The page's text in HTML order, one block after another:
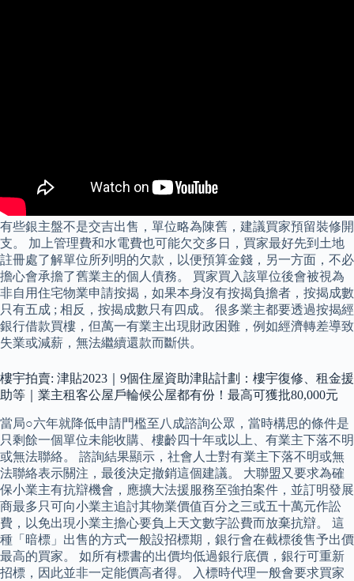
有些銀主盤不是交吉出售，單位略為陳舊，建議買家預留裝修開
支。 加上管理費和水電費也可能欠交多日，買家最好先到土地
註冊處了解單位所列明的欠款，以便預算金錢，另一方面，不必
擔心會承擔了舊業主的個人債務。 買家買入該單位後會被視為
非自用住宅物業申請按揭，如果本身沒有按揭負擔者，按揭成數
只有五成 ; 相反，按揭成數只有四成。 很多業主都要透過按揭經
銀行借款買樓，但萬一有業主出現財政困難，例如經濟轉差導致
失業或減薪，無法繼續還款而斷供。
樓宇拍賣: 津貼2023｜9個住屋資助津貼計劃：樓宇復修、租金援
助等｜業主租客公屋戶輪候公屋都有份！最高可獲批80,000元
當局○六年就降低申請門檻至八成諮詢公眾，當時構思的條件是
只剩餘一個單位未能收購、樓齡四十年或以上、有業主下落不明
或無法聯絡。 諮詢結果顯示，社會人士對有業主下落不明或無
法聯絡表示關注，最後決定撤銷這個建議。 大聯盟又要求為確
保小業主有抗辯機會，應擴大法援服務至強拍案件，並訂明發展
商最多只可向小業主追討其物業價值百分之三或五十萬元作訟
費，以免出現小業主擔心要負上天文數字訟費而放棄抗辯。 這
種「暗標」出售的方式一般設招標期，銀行會在截標後售予出價
最高的買家。 如所有標書的出價均低過銀行底價，銀行可重新
招標，因此並非一定能價高者得。 入標時代理一般會要求買家